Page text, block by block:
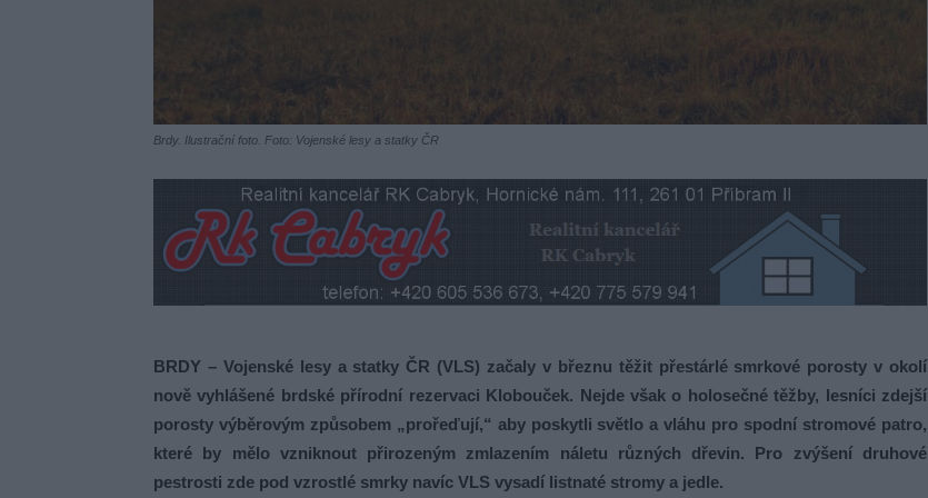
Brdy. Ilustrační foto. Foto: Vojenské lesy a statky ČR
BRDY – Vojenské lesy a statky ČR (VLS) začaly v březnu těžit přestárlé smrkové porosty v okolí
nově vyhlášené brdské přírodní rezervaci Klobouček. Nejde však o holosečné těžby, lesníci zdejší
porosty výběrovým způsobem „prořeďují,“ aby poskytli světlo a vláhu pro spodní stromové patro,
které by mělo vzniknout přirozeným zmlazením náletu různých dřevin. Pro zvýšení druhové
pestrosti zde pod vzrostlé smrky navíc VLS vysadí listnaté stromy a jedle.